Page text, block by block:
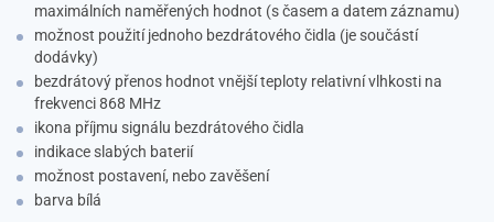
maximálních naměřených hodnot (s časem a datem záznamu)
možnost použití jednoho bezdrátového čidla (je součástí
dodávky)
bezdrátový přenos hodnot vnější teploty relativní vlhkosti na
frekvenci 868 MHz
ikona příjmu signálu bezdrátového čidla
indikace slabých baterií
možnost postavení, nebo zavěšení
barva bílá